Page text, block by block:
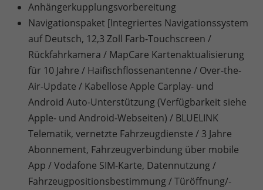
Anhängerkupplungsvorbereitung
Navigationspaket [Integriertes Navigationssystem
auf Deutsch, 12,3 Zoll Farb-Touchscreen /
Rückfahrkamera / MapCare Kartenaktualisierung
für 10 Jahre / Haifischflossenantenne / Over-the-
Air-Update / Kabellose Apple Carplay- und
Android Auto-Unterstützung (Verfügbarkeit siehe
Apple- und Android-Webseiten) / BLUELINK
Telematik, vernetzte Fahrzeugdienste / 3 Jahre
Abonnement, Fahrzeugverbindung über mobile
App / Vodafone SIM-Karte, Datennutzung /
Fahrzeugpositionsbestimmung / Türöffnung/-